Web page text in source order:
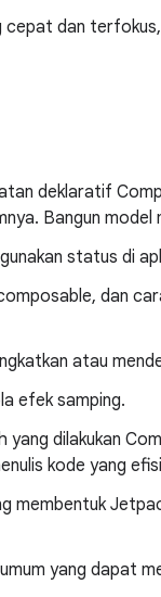
cepat dan
deklaratif
Bangun
status di
dan
atau
efek samping.
yang dilakukan
kode yang
membentuk
yang dapat